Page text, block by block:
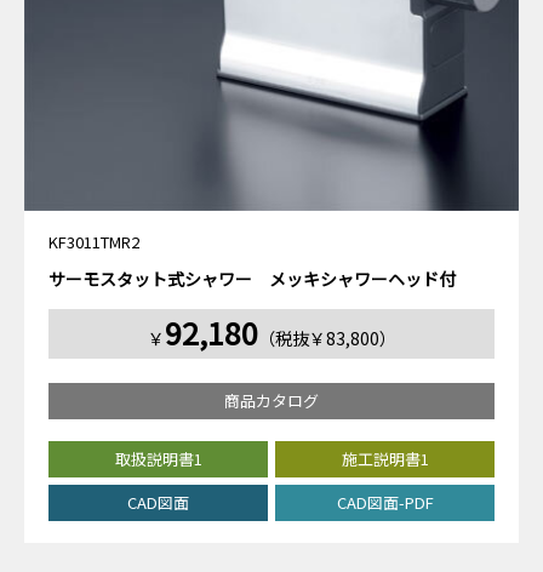
KF3011TMR2
サーモスタット式シャワー メッキシャワーヘッド付
￥ 92,180（税抜￥83,800）
商品カタログ
取扱説明書1
施工説明書1
CAD図面
CAD図面-PDF